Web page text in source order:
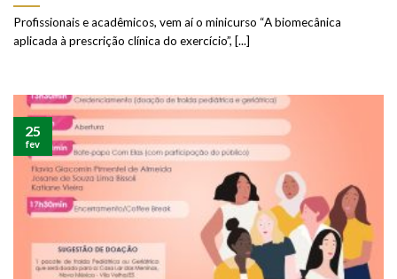
Profissionais e acadêmicos, vem aí o minicurso “A biomecânica
aplicada à prescrição clínica do exercício”, [...]
25
fev